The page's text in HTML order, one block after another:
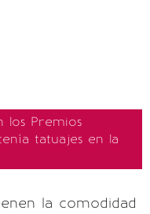
los Premios
tatuajes en la
la comodidad